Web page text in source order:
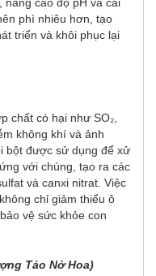
nâng cao độ pH và cải
phì nhiêu hơn, tạo
triển và khôi phục lại
chất có hại như SO₂,
không khí và ảnh
bột được sử dụng để xử
với chúng, tạo ra các
và canxi nitrat. Việc
chỉ giảm thiểu ô
vệ sức khỏe con
Tảo Nở Hoa)